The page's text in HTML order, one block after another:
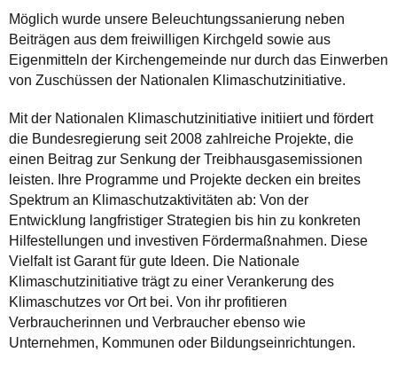
Möglich wurde unsere Beleuchtungssanierung neben
Beiträgen aus dem freiwilligen Kirchgeld sowie aus
Eigenmitteln der Kirchengemeinde nur durch das Einwerben
von Zuschüssen der Nationalen Klimaschutzinitiative.
Mit der Nationalen Klimaschutzinitiative initiiert und fördert
die Bundesregierung seit 2008 zahlreiche Projekte, die
einen Beitrag zur Senkung der Treibhausgasemissionen
leisten. Ihre Programme und Projekte decken ein breites
Spektrum an Klimaschutzaktivitäten ab: Von der
Entwicklung langfristiger Strategien bis hin zu konkreten
Hilfestellungen und investiven Fördermaßnahmen. Diese
Vielfalt ist Garant für gute Ideen. Die Nationale
Klimaschutzinitiative trägt zu einer Verankerung des
Klimaschutzes vor Ort bei. Von ihr profitieren
Verbraucherinnen und Verbraucher ebenso wie
Unternehmen, Kommunen oder Bildungseinrichtungen.